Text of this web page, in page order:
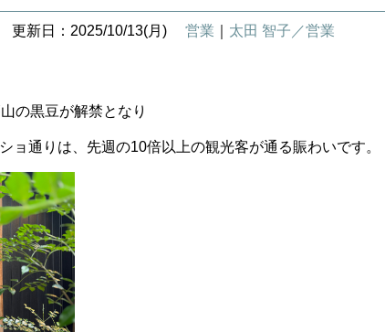
更新日：2025/10/13(月) 営業 太田 智子／営業
の黒豆が解禁となり
ョ通りは、先週の10倍以上の観光客が通る賑わいです。